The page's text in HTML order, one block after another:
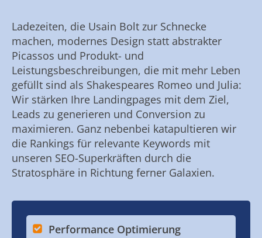
Ladezeiten, die Usain Bolt zur Schnecke
machen, modernes Design statt abstrakter
Picassos und Produkt- und
Leistungsbeschreibungen, die mit mehr Leben
gefüllt sind als Shakespeares Romeo und Julia:
Wir stärken Ihre Landingpages mit dem Ziel,
Leads zu generieren und Conversion zu
maximieren. Ganz nebenbei katapultieren wir
die Rankings für relevante Keywords mit
unseren SEO-Superkräften durch die
Stratosphäre in Richtung ferner Galaxien.
Performance Optimierung